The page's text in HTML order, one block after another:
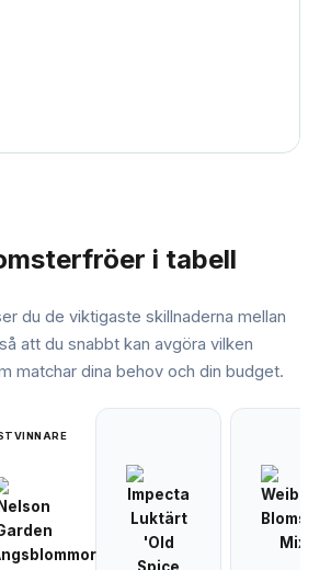
i tabell
du de viktigaste skillnaderna mellan
att du snabbt kan avgöra vilken
matchar dina behov och din budget.